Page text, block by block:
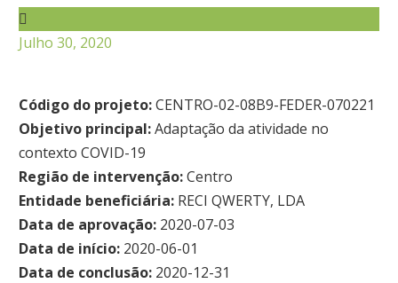
Julho 30, 2020
Código do projeto:CENTRO-02-08B9-FEDER-070221
Objetivo principal:Adaptação da atividade no
contexto COVID-19
Região de intervenção:Centro
Entidade beneficiária: RECI QWERTY, LDA
Data de aprovação:2020-07-03
Data de início: 2020-06-01
Data de conclusão:2020-12-31